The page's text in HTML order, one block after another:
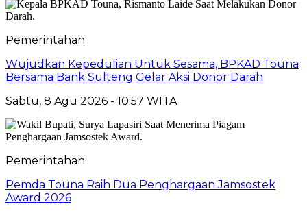
Pemerintahan
Wujudkan Kepedulian Untuk Sesama, BPKAD Touna
Bersama Bank Sulteng Gelar Aksi Donor Darah
Sabtu, 8 Agu 2026 - 10:57 WITA
Pemerintahan
Pemda Touna Raih Dua Penghargaan Jamsostek
Award 2026